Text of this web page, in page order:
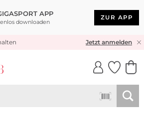
APP
downloaden
ZUR APP
VERSAND* & RÜCKVERSANDJetzt anmelden